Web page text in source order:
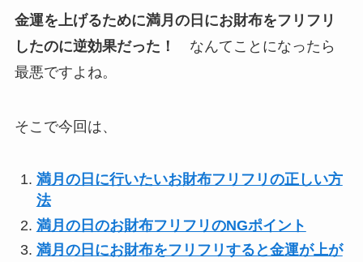
金運を上げるために満月の日にお財布をフリフリ
したのに逆効果だった！
なんてことになったら
最悪ですよね。
そこで今回は、
満月の日に行いたいお財布フリフリの正しい方
法
満月の日のお財布フリフリのNGポイント
満月の日にお財布をフリフリすると金運が上が